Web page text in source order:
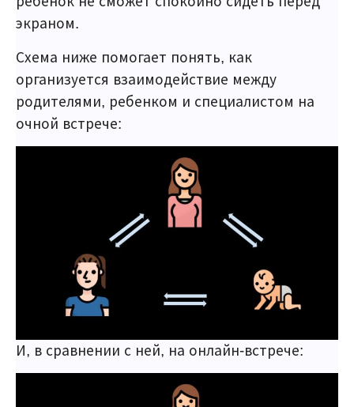
экраном.
Схема ниже помогает понять, как
организуется взаимодействие между
родителями, ребенком и специалистом на
очной встрече:
И, в сравнении с ней, на онлайн-встрече: